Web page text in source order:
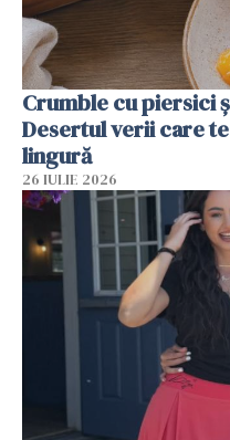
Crumble cu piersici
Desertul verii care
lingură
26 IULIE 2026